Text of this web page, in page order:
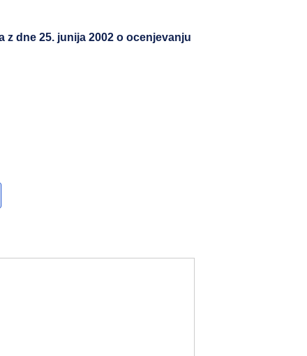
z dne 25. junija 2002 o ocenjevanju